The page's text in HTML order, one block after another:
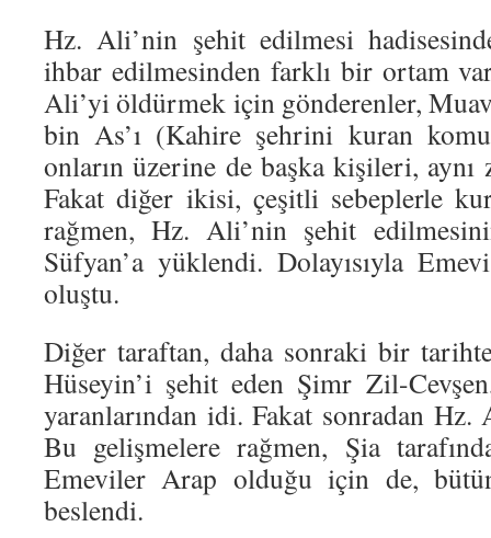
Hz. Ali’nin şehit edilmesi
ihbar edilmesinden farklı bir ortam
Ali’yi öldürmek için gönderenler,
bin As’ı (Kahire şehrini kuran
onların üzerine de başka kişileri, aynı
Fakat diğer ikisi, çeşitli sebeplerle
rağmen, Hz. Ali’nin şehit
Süfyan’a yüklendi. Dolayısıyla
oluştu.
Diğer taraftan, daha sonraki bir
Hüseyin’i şehit eden Şimr Zil-
yaranlarından idi. Fakat sonradan Hz.
Bu gelişmelere rağmen, Şia
Emeviler Arap olduğu için de,
beslendi.